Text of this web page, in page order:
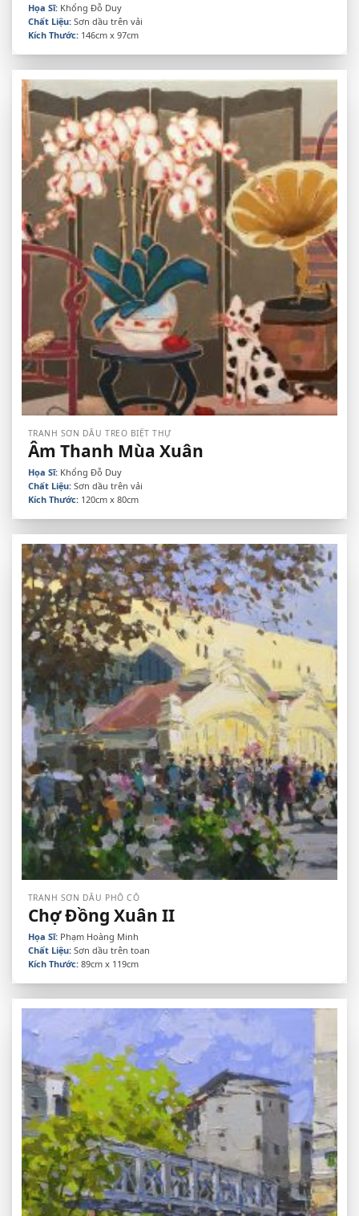
Họa Sĩ: Khổng Đỗ Duy
Chất Liệu: Sơn dầu trên vải
Kích Thước: 146cm x 97cm
TRANH SƠN DẦU TREO BIỆT THỰ
Âm Thanh Mùa Xuân
Họa Sĩ: Khổng Đỗ Duy
Chất Liệu: Sơn dầu trên vải
Kích Thước: 120cm x 80cm
TRANH SƠN DẦU PHỐ CỔ
Chợ Đồng Xuân II
Họa Sĩ: Phạm Hoàng Minh
Chất Liệu: Sơn dầu trên toan
Kích Thước:89cm x 119cm